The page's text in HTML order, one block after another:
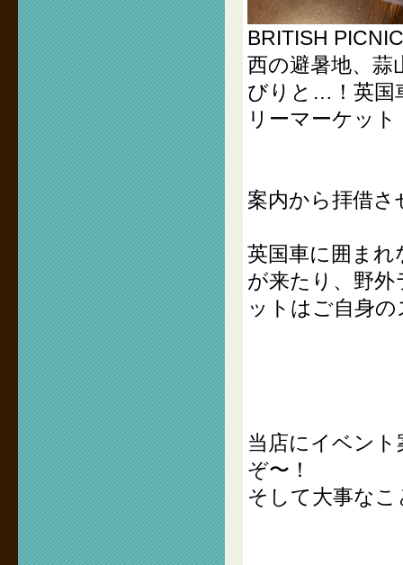
BRITISH PICNIC
西の避暑地、蒜
びりと…！英国
リーマーケット
案内から拝借
英国車に囲ま
が来たり、野
ットはご自身
当店にイベン
ぞ〜！
そして大事な